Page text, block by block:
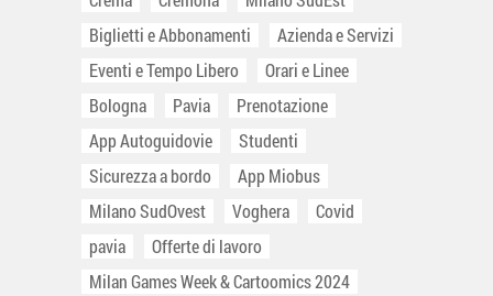
Biglietti e Abbonamenti
Azienda e Servizi
Eventi e Tempo Libero
Orari e Linee
Bologna
Pavia
Prenotazione
App Autoguidovie
Studenti
Sicurezza a bordo
App Miobus
Milano SudOvest
Voghera
Covid
pavia
Offerte di lavoro
Milan Games Week & Cartoomics 2024